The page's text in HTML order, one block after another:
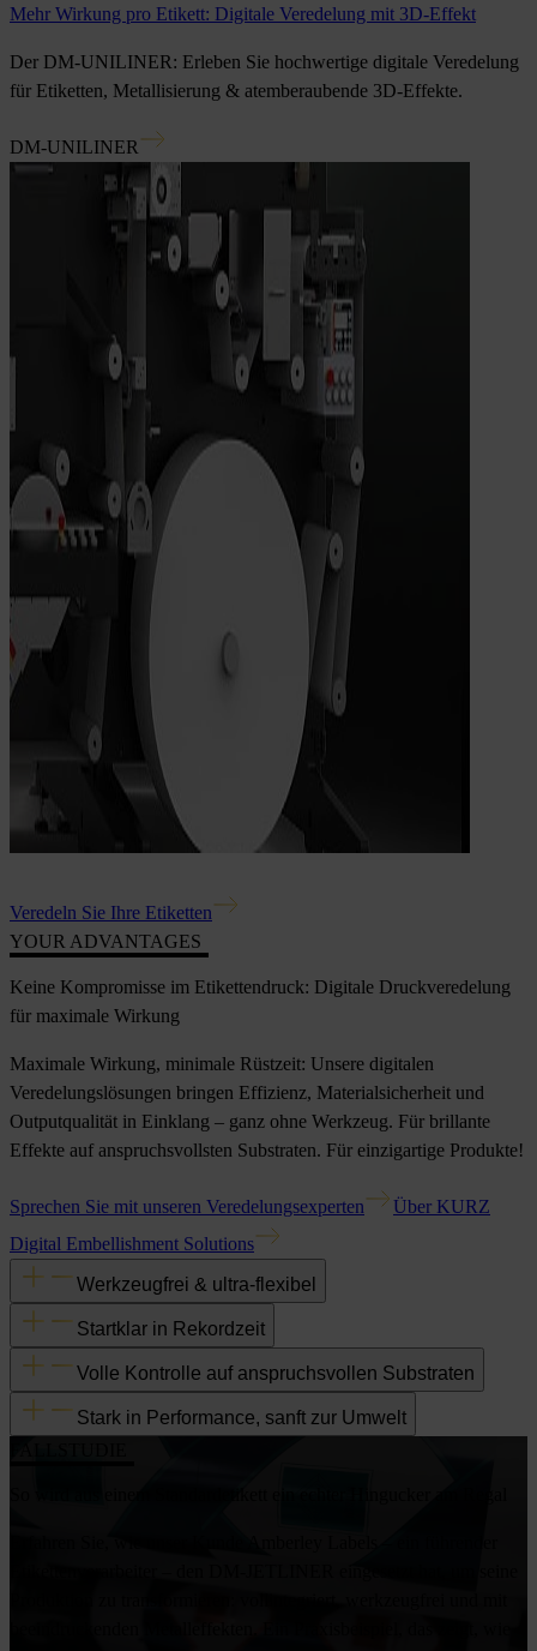
Mehr Wirkung pro Etikett: Digitale Veredelung mit 3D-Effekt
Der DM-UNILINER: Erleben Sie hochwertige digitale Veredelung
für Etiketten, Metallisierung & atemberaubende 3D-Effekte.
DM-UNILINER
Veredeln Sie Ihre Etiketten
YOUR ADVANTAGES
Keine Kompromisse im Etikettendruck: Digitale Druckveredelung
für maximale Wirkung
Maximale Wirkung, minimale Rüstzeit: Unsere digitalen
Veredelungslösungen bringen Effizienz, Materialsicherheit und
Outputqualität in Einklang – ganz ohne Werkzeug. Für brillante
Effekte auf anspruchsvollsten Substraten. Für einzigartige Produkte!
Sprechen Sie mit unseren Veredelungsexperten
Über KURZ
Digital Embellishment Solutions
Werkzeugfrei & ultra-flexibel
Startklar in Rekordzeit
Volle Kontrolle auf anspruchsvollen Substraten
Stark in Performance, sanft zur Umwelt